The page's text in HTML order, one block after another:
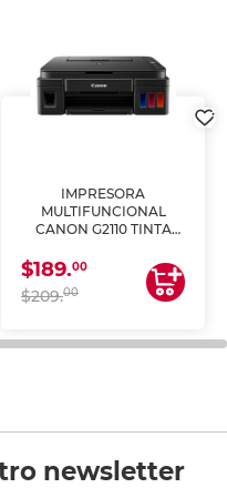
IMPRESORA
MULTIFUNCIONAL
CANON G2110 TINTA
$189.00
$209.00
newsletter